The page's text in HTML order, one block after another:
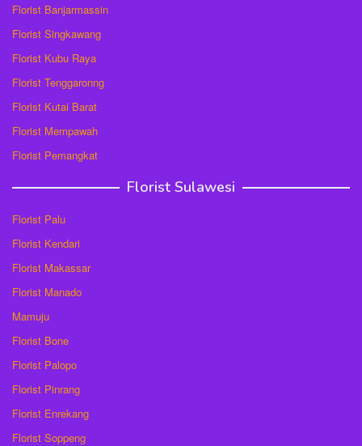
Florist Banjarmassin
Florist Singkawang
Florist Kubu Raya
Florist Tenggaronng
Florist Kutai Barat
Florist Mempawah
Florist Pemangkat
Florist Sulawesi
Florist Palu
Florist Kendari
Florist Makassar
Florist Manado
Mamuju
Florist Bone
Florist Palopo
Florist Pinrang
Florist Enrekang
Florist Soppeng